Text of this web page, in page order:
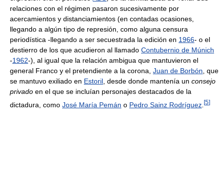
relaciones con el régimen pasaron sucesivamente por
acercamientos y distanciamientos (en contadas ocasiones,
llegando a algún tipo de represión, como alguna censura
periodística -llegando a ser secuestrada la edición en 1966- o el
destierro de los que acudieron al llamado Contubernio de Múnich
-1962-), al igual que la relación ambigua que mantuvieron el
general Franco y el pretendiente a la corona, Juan de Borbón , que
se mantuvo exiliado en Estoril , desde donde mantenía un consejo
privado en el que se incluían personajes destacados de la
dictadura, como José María Pemán o Pedro Sainz Rodríguez [5]